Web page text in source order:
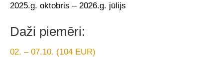
2025.g. oktobris – 2026.g. jūlijs
Daži piemēri:
02. – 07.10. (104 EUR)